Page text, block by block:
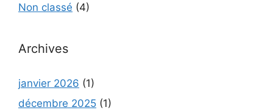
Non classé (4)
Archives
janvier 2026 (1)
décembre 2025 (1)